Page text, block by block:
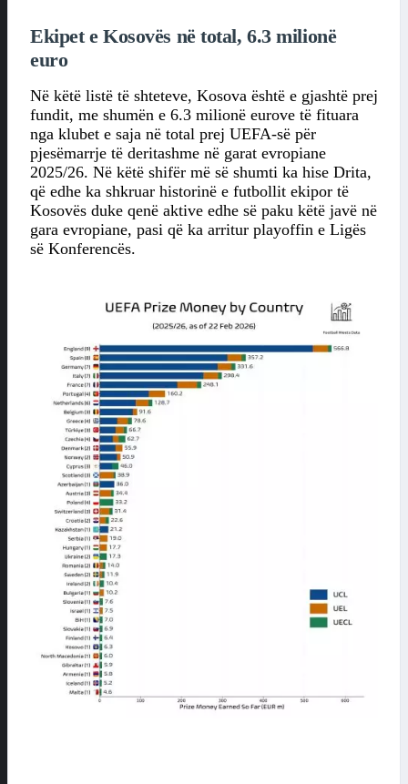
Ekipet e Kosovës në total, 6.3 milionë
euro
Në këtë listë të shteteve, Kosova është e gjashtë prej
fundit, me shumën e 6.3 milionë eurove të fituara
nga klubet e saja në total prej UEFA-së për
pjesëmarrje të deritashme në garat evropiane
2025/26. Në këtë shifër më së shumti ka hise Drita,
që edhe ka shkruar historinë e futbollit ekipor të
Kosovës duke qenë aktive edhe së paku këtë javë në
gara evropiane, pasi që ka arritur playoffin e Ligës
së Konferencës.